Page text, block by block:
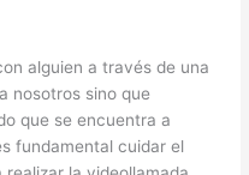
alguien a través de una
nosotros sino que
que se encuentra a
fundamental cuidar el